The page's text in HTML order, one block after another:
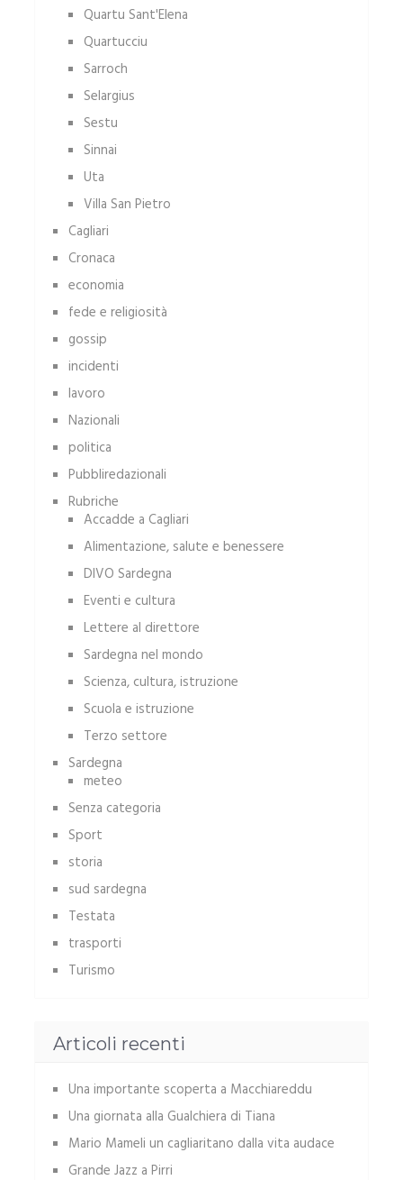
Quartu Sant'Elena
Quartucciu
Sarroch
Selargius
Sestu
Sinnai
Uta
Villa San Pietro
Cagliari
Cronaca
economia
fede e religiosità
gossip
incidenti
lavoro
Nazionali
politica
Pubbliredazionali
Rubriche
Accadde a Cagliari
Alimentazione, salute e benessere
DIVO Sardegna
Eventi e cultura
Lettere al direttore
Sardegna nel mondo
Scienza, cultura, istruzione
Scuola e istruzione
Terzo settore
Sardegna
meteo
Senza categoria
Sport
storia
sud sardegna
Testata
trasporti
Turismo
Articoli recenti
Una importante scoperta a Macchiareddu
Una giornata alla Gualchiera di Tiana
Mario Mameli un cagliaritano dalla vita audace
Grande Jazz a Pirri